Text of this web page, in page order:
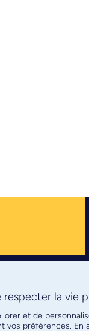
respecter la vie
et de
vos préférences.